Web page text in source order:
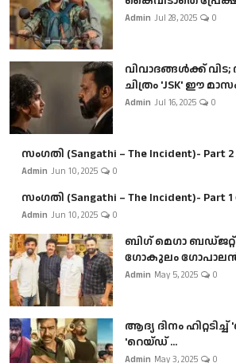
Admin Jul 28, 2025 0
വിവാദങ്ങൾക്ക്
ചിത്രം 'JSK' ഈ
Admin Jul 16, 2025 0
സംഗതി (Sangathi – The Incident)- Part 2
Admin Jun 10, 2025 0
സംഗതി (Sangathi – The Incident)- Part
Admin Jun 10, 2025 0
ബി​ഗ് മെഗാ ബഡ്ജറ്റ്
ഗോകുലം
Admin May 5, 2025 0
ആദ്യ ദിനം ഹിറ്റടിച്ച്
'റെയ്ഡ് ...
Admin May 3, 2025 0